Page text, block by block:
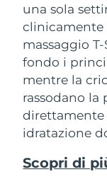
una sola
clinicamente
massaggio
fondo i
mentre la
rassodano la
direttamente
idratazione
Scopri di